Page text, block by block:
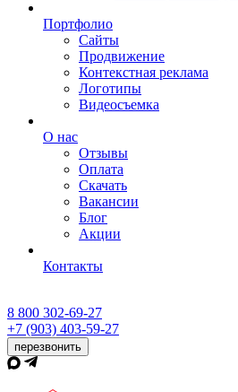
Портфолио
Сайты
Продвижение
Контекстная реклама
Логотипы
Видеосъемка
О нас
Отзывы
Оплата
Скачать
Вакансии
Блог
Акции
Контакты
8 800 302-69-27
+7 (903) 403-59-27
перезвонить